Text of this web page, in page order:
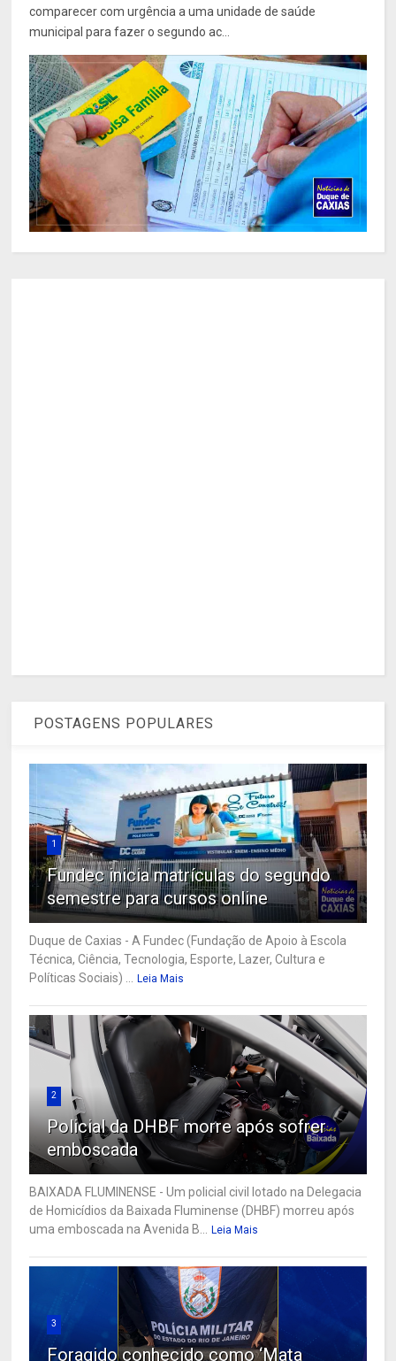
comparecer com urgência a uma unidade de saúde
municipal para fazer o segundo ac...
POSTAGENS POPULARES
1
Fundec inicia matrículas do segundo
semestre para cursos online
Duque de Caxias - A Fundec (Fundação de Apoio à Escola
Técnica, Ciência, Tecnologia, Esporte, Lazer, Cultura e
Políticas Sociais) ...
Leia Mais
2
Policial da DHBF morre após sofrer
emboscada
BAIXADA FLUMINENSE - Um policial civil lotado na Delegacia
de Homicídios da Baixada Fluminense (DHBF) morreu após
uma emboscada na Avenida B...
Leia Mais
3
Foragido conhecido como ‘Mata